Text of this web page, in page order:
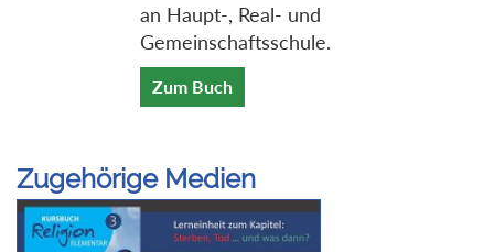
an Haupt-, Real- und
Gemeinschaftsschule.
Zum Buch
Zugehörige Medien